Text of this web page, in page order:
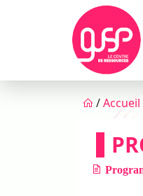
Aller au contenu principal
Fil/Accueil